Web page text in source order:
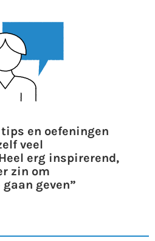
en oefeningen
veel
erg inspirerend,
zin om
geven”